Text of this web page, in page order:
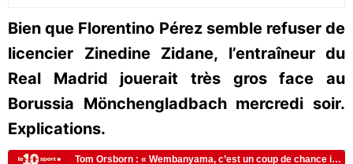
Bien que Florentino Pérez semble refuser de
licencier Zinedine Zidane, l’entraîneur du
Real Madrid jouerait très gros face au
Borussia Mönchengladbach mercredi soir.
Explications.